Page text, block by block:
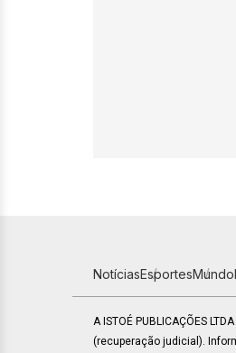
NotíciasEsportesMundo
A ISTOÉ PUBLICAÇÕES
(recuperação judicial).